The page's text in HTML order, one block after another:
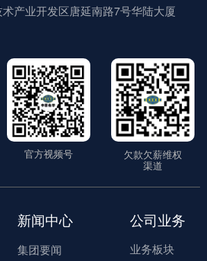
产业开发区唐延南路7号华陆大厦
欠款欠薪维权
渠道
官方视频号
新闻中心
集团要闻
公司业务
业务板块